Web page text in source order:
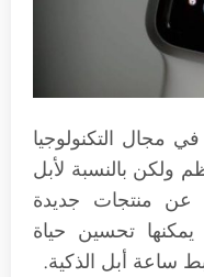
مجال التكنولوجيا
ولكن بالنسبة لأبل
عن منتجات جديدة
تحسين حياة
ساعة أبل الذكية.